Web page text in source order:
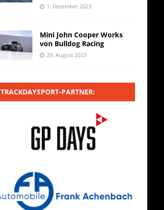
1. Dezember 2023
Mini John Cooper Works
von Bulldog Racing
29. August 2023
TRACKDAYSPORT-PARTNER: